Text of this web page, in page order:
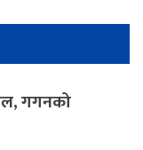
गगनको